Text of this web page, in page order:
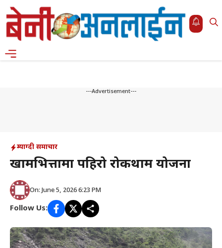
Skip
to
content
---Advertisement---
म्याग्दी समाचार
खामभित्तामा पहिरो रोकथाम योजना
On: June 5, 2026 6:23 PM
Follow Us: